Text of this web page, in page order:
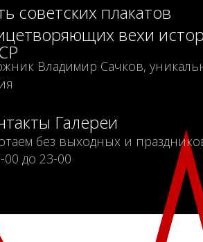
советских плакатов
вехи
Владимир Сачков,
Галереи
без выходных и
00 до 23-00